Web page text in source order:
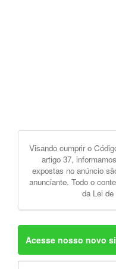
Visando cumprir o
artigo 37,
expostas no anúncio
anunciante. Todo o
da Lei
Acesse nosso novo